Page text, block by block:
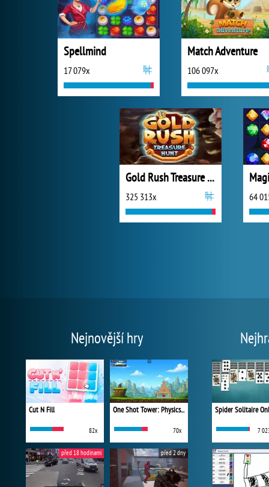
Spellmind
17 079x
Match Adventure
106 097x
Gold Rush Treasure Hunt
325 313x 64
Nejnovější hry
Cut N Fill
82x
One Shot Tower: Physics Destroyer
70x
před 18 hodinami před 2 dny
Spider Solitaire
7